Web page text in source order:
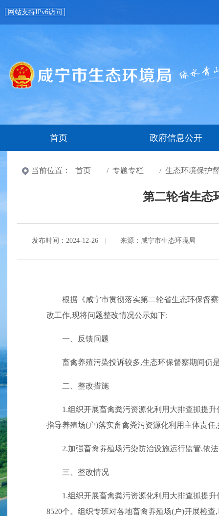
网站支持IPv6访问
首页 政府信息公开
当前位置： 首页 专题专栏 生态环境保护
第二轮省生态
发布时间：2024-12-26 来源：咸宁市生态环境局
根据《咸宁市贯彻落实第二轮省生态环保督
改工作,现将问题整改情况公示如下:
一、反馈问题
畜禽养殖污染投诉较多,生态环保督察期间仍
二、整改措施
1.组织开展畜禽粪污资源化利用大排查抓提
指导养殖场(户)落实畜禽粪污资源化利用主体责
2.加强畜禽养殖场污染防治设施运行监管,依
三、整改情况
1.组织开展畜禽粪污资源化利用大排查抓提
8520个。组织专班对各地畜禽养殖场(户)开展检